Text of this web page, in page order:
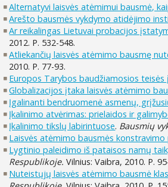
Alternatyvi laisvės atėmimui bausmė,
Arešto bausmės vykdymo atidėjimo
Ar reikalingas Lietuvai probacijos
2012. P. 532-548.
Atliekančių laisvės atėmimo bausmę
2010. P. 77-93.
Europos Tarybos baudžiamosios
Globalizacijos įtaka laisvės atėmimo
Įgalinanti bendruomenė asmenų,
Įkalinimo atvėrimas: prielaidos ir
Įkalinimo tikslų labirintuose. Bausmių
Laisvės atėmimo bausmės
Lygtinio paleidimo iš pataisos namų
Respublikoje. Vilnius: Vaibra, 2010. P.
Nuteistųjų laisvės atėmimo bausmė